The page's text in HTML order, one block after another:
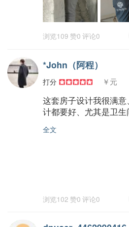
浏览109 赞0 评论0
*John（阿程）
打分 ￥元
这套房子设计我很满
计都要好、尤其是卫
全文
浏览102 赞0 评论0